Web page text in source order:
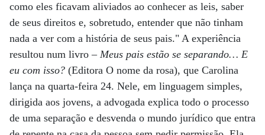
como eles ficavam aliviados ao conhecer as leis, saber
de seus direitos e, sobretudo, entender que não tinham
nada a ver com a história de seus pais." A experiência
resultou num livro – Meus pais estão se separando… E
eu com isso? (Editora O nome da rosa), que Carolina
lança na quarta-feira 24. Nele, em linguagem simples,
dirigida aos jovens, a advogada explica todo o processo
de uma separação e desvenda o mundo jurídico que entra